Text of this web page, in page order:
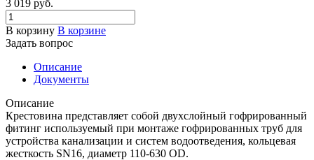
3 019 руб.
В корзину В корзине
Задать вопрос
Описание
Документы
Описание
Крестовина представляет собой двухслойный гофрированный
фитинг используемый при монтаже гофрированных труб для
устройства канализации и систем водоотведения, кольцевая
жесткость SN16, диаметр 110-630 ОD.